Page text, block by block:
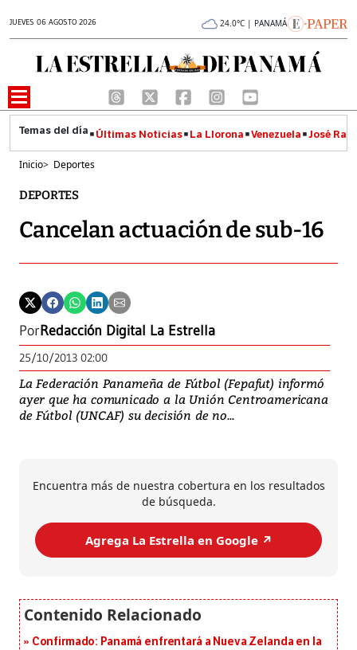
JUEVES 06 AGOSTO 2026 24.0°C | PANAMÁ
Últimas Noticias La Llorona Venezuela José
Inicio> Deportes
DEPORTES
Cancelan actuación de sub-16
PorRedacción Digital La Estrella
25/10/2013 02:00
La Federación Panameña de Fútbol (Fepafut) informó
ayer que ha comunicado a la Unión Centroamericana
de Fútbol (UNCAF) su decisión de no...
Encuentra más de nuestra cobertura en los resultados
de búsqueda.
Agrega La Estrella en Google ↗️
Confirmado: Panamá enfrentará a Nueva Zelanda en la